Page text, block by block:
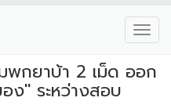
พกยาบ้า 2 เม็ด ออก
ง" ระหว่างสอบ